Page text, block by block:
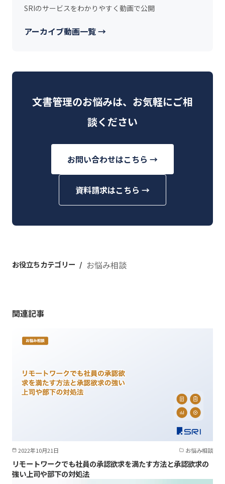
SRIのサービスをわかりやすく動画で公開
アーカイブ動画一覧 →
文書管理のお悩みは、お気軽にご相
談ください
お問い合わせはこちら →
資料請求はこちら →
お役立ちカテゴリー お悩み相談
関連記事
2022年10月21日 お悩み相談
リモートワークでも社員の承認欲求を満たす方法と承認欲求の
強い上司や部下の対処法